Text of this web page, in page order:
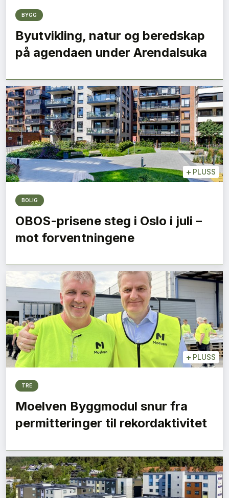
BYGG
Byutvikling, natur og beredskap
på agendaen under Arendalsuka
+ PLUSS
BOLIG
OBOS-prisene steg i Oslo i juli –
mot forventningene
+ PLUSS
TRE
Moelven Byggmodul snur fra
permitteringer til rekordaktivitet